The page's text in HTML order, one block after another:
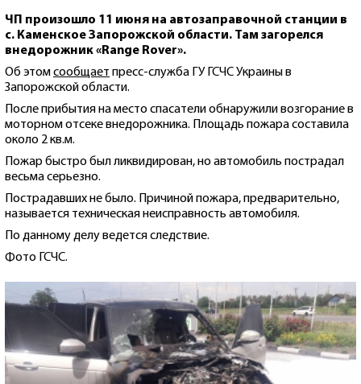
ЧП произошло 11 июня на автозаправочной станции в
с. Каменское Запорожской области. Там загорелся
внедорожник «Range Rover».
Об этомсообщает пресс-служба ГУ ГСЧС Украины в
Запорожской области.
После прибытия на место спасатели обнаружили возгорание в
моторном отсеке внедорожника. Площадь пожара составила
около 2 кв.м.
Пожар быстро был ликвидирован, но автомобиль пострадал
весьма серьезно.
Пострадавших не было. Причиной пожара, предварительно,
называется техническая неисправность автомобиля.
По данному делу ведется следствие.
Фото ГСЧС.